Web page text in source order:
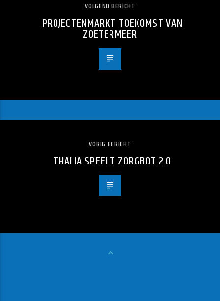
VOLGEND BERICHT
PROJECTENMARKT TOEKOMST VAN
ZOETERMEER
VORIG BERICHT
THALIA SPEELT ZORGBOT 2.0